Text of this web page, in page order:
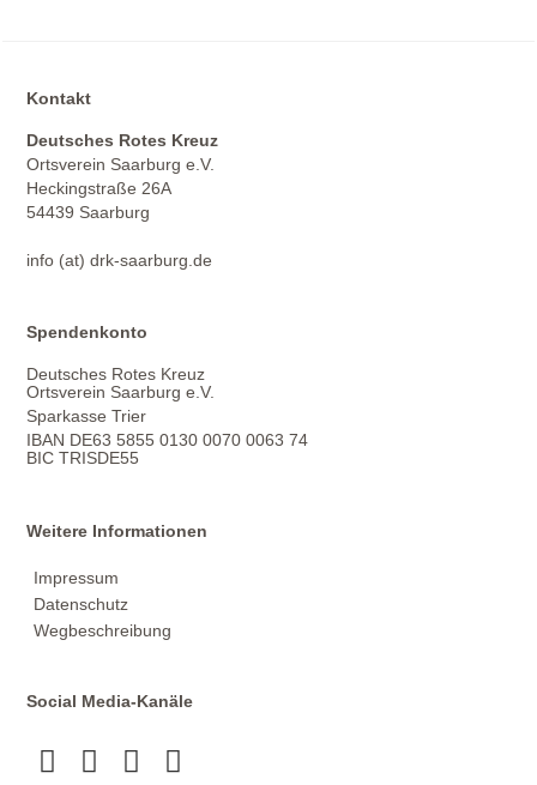
Kontakt
Deutsches Rotes Kreuz
Ortsverein Saarburg e.V.
Heckingstraße 26A
54439 Saarburg
info (at) drk-saarburg.de
Spendenkonto
Deutsches Rotes Kreuz
Ortsverein Saarburg e.V.
Sparkasse Trier
IBAN DE63 5855 0130 0070 0063 74
BIC TRISDE55
Weitere Informationen
Impressum
Datenschutz
Wegbeschreibung
Social Media-Kanäle